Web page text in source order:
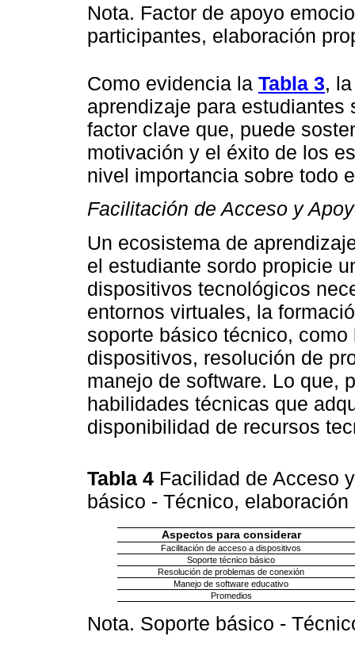
Nota. Factor de apoyo
participantes, elaboración
Como evidencia la Tabla 3,
aprendizaje para
factor clave que, puede
motivación y el éxito de los
nivel importancia sobre todo
Facilitación de Acceso y
Un ecosistema de
el estudiante sordo propicie
dispositivos tecnológicos
entornos virtuales, la
soporte básico técnico,
dispositivos, resolución de
manejo de software. Lo que,
habilidades técnicas que
disponibilidad de recursos
Tabla 4 Facilidad de Acceso
básico - Técnico,
Aspectos para considerar
Facilitación de acceso a dispositivos
Soporte técnico básico
Resolución de problemas de conexión
Manejo de software educativo
Promedios
Nota. Soporte básico -